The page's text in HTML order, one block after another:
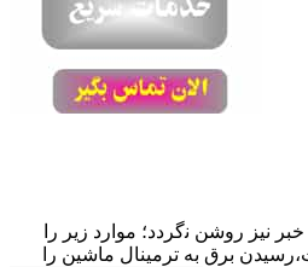
ﻧﯿﺰ روﺷﻦ ﻧگردد؛ موارد زیر را
ﺑﻪ ﭘﺮﯾﺰ ﻣﺘﺼﻞ اﺳﺖ،رﺳﯿﺪن ﺑﺮق ﺑﻪ ﺗﺮﻣﯿﻨﺎل ﻣﺎﺷﯿﻦ را